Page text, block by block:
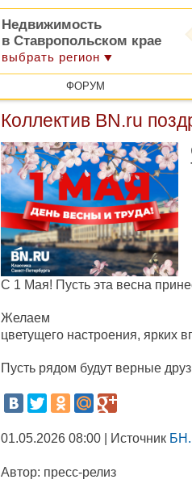
Недвижимость
в Ставропольском крае
выбрать регион
ФОРУМ
Коллектив BN.ru
С 1 Мая! Пусть эта весна
Желаем
цветущего настроения, ярких
Пусть рядом будут верные
01.05.2026 08:00 | Источник
Автор: пресс-релиз